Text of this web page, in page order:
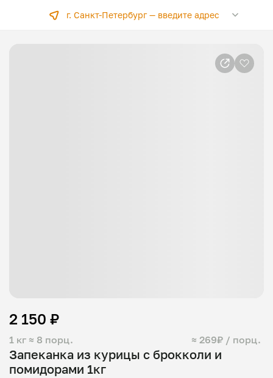
г. Санкт-Петербург —введите адрес
Запеканка из курицы с брокколи и
помидорами 1кг
1 кг ≈ 8 порц. ≈ 269₽ / порц.
2 150 ₽